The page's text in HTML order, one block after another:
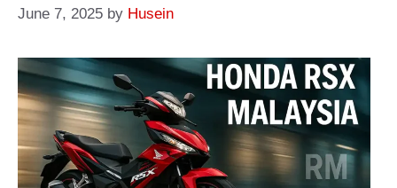
June 7, 2025 by Husein